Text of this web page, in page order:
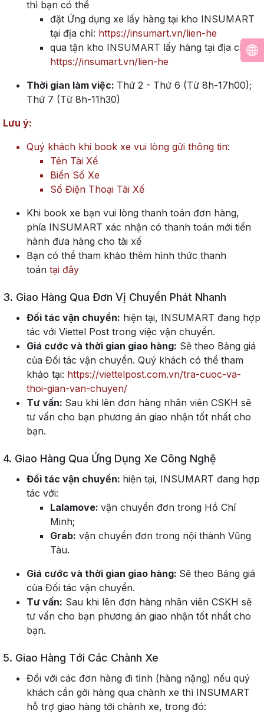
thì bạn có thể
đặt Ứng dụng xe lấy hàng tại kho INSUMART
tại địa chỉ: https://insumart.vn/lien-he
qua tận kho INSUMART lấy hàng tại địa chỉ:
https://insumart.vn/lien-he
Thời gian làm việc: Thứ 2 - Thứ 6 (Từ 8h-17h00);
Thứ 7 (Từ 8h-11h30)
Lưu ý:
Quý khách khi book xe vui lòng gửi thông tin:
Tên Tài Xế
Biển Số Xe
Số Điện Thoại Tài Xế
Khi book xe bạn vui lòng thanh toán đơn hàng,
phía INSUMART xác nhận có thanh toán mới tiến
hành đưa hàng cho tài xế
Bạn có thể tham khảo thêm hình thức thanh
toán tại đây
3. Giao Hàng Qua Đơn Vị Chuyển Phát Nhanh
Đối tác vận chuyển: hiện tại, INSUMART đang hợp
tác với Viettel Post trong việc vận chuyển.
Giá cước và thời gian giao hàng: Sẽ theo Bảng giá
của Đối tác vận chuyển. Quý khách có thể tham
khảo tại: https://viettelpost.com.vn/tra-cuoc-va-
thoi-gian-van-chuyen/
Tư vấn: Sau khi lên đơn hàng nhân viên CSKH sẽ
tư vấn cho bạn phương án giao nhận tốt nhất cho
bạn.
4. Giao Hàng Qua Ứng Dụng Xe Công Nghệ
Đối tác vận chuyển: hiện tại, INSUMART đang hợp
tác với:
Lalamove: vận chuyển đơn trong Hồ Chí
Minh;
Grab: vận chuyển đơn trong nội thành Vũng
Tàu.
Giá cước và thời gian giao hàng: Sẽ theo Bảng giá
của Đối tác vận chuyển.
Tư vấn: Sau khi lên đơn hàng nhân viên CSKH sẽ
tư vấn cho bạn phương án giao nhận tốt nhất cho
bạn.
5. Giao Hàng Tới Các Chành Xe
Đối với các đơn hàng đi tỉnh (hàng nặng) nếu quý
khách cần gởi hàng qua chành xe thì INSUMART
hỗ trợ giao hàng tới chành xe, trong đó: